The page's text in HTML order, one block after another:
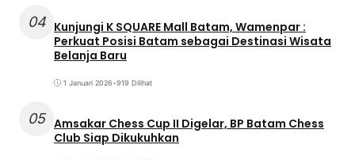
04 Kunjungi K SQUARE Mall Batam, Wamenpar :
Perkuat Posisi Batam sebagai Destinasi Wisata
Belanja Baru
1 Januari 2026•919 Dilihat
05 Amsakar Chess Cup II Digelar, BP Batam Chess
Club Siap Dikukuhkan